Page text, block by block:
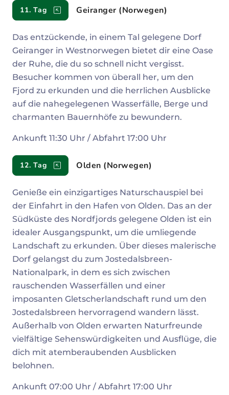
11. Tag Geiranger (Norwegen)
Das entzückende, in einem Tal gelegene Dorf
Geiranger in Westnorwegen bietet dir eine Oase
der Ruhe, die du so schnell nicht vergisst.
Besucher kommen von überall her, um den
Fjord zu erkunden und die herrlichen Ausblicke
auf die nahegelegenen Wasserfälle, Berge und
charmanten Bauernhöfe zu bewundern.
Ankunft 11:30 Uhr / Abfahrt 17:00 Uhr
12. Tag Olden (Norwegen)
Genieße ein einzigartiges Naturschauspiel bei
der Einfahrt in den Hafen von Olden. Das an der
Südküste des Nordfjords gelegene Olden ist ein
idealer Ausgangspunkt, um die umliegende
Landschaft zu erkunden. Über dieses malerische
Dorf gelangst du zum Jostedalsbreen-
Nationalpark, in dem es sich zwischen
rauschenden Wasserfällen und einer
imposanten Gletscherlandschaft rund um den
Jostedalsbreen hervorragend wandern lässt.
Außerhalb von Olden erwarten Naturfreunde
vielfältige Sehenswürdigkeiten und Ausflüge, die
dich mit atemberaubenden Ausblicken
belohnen.
Ankunft 07:00 Uhr / Abfahrt 17:00 Uhr